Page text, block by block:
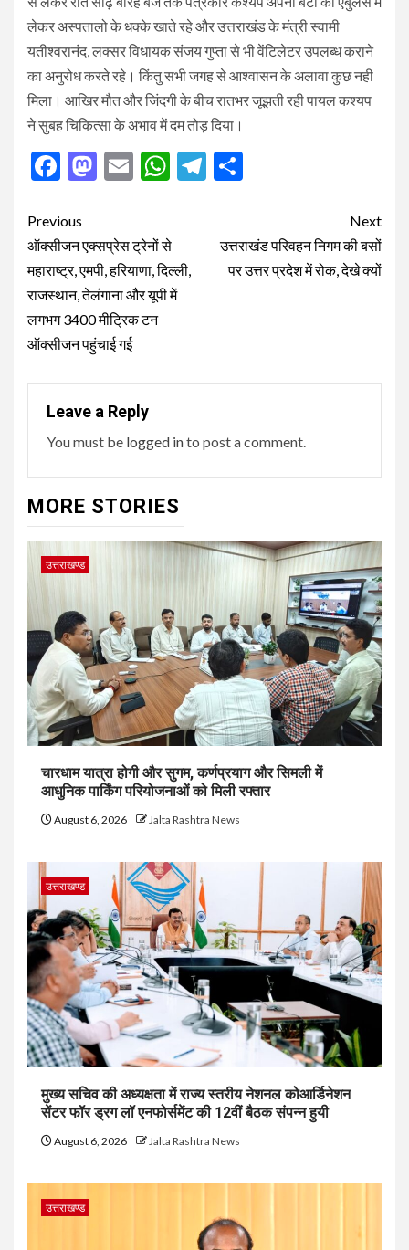
लेकर अस्पतालो के धक्के खाते रहे और उत्तराखंड के मंत्री स्वामी
यतीश्वरानंद, लक्सर विधायक संजय गुप्ता से भी वेंटिलेटर उपलब्ध कराने
का अनुरोध करते रहे। किंतु सभी जगह से आश्वासन के अलावा कुछ नही
मिला। आखिर मौत और जिंदगी के बीच रातभर जूझती रही पायल कश्यप
ने सुबह चिकित्सा के अभाव में दम तोड़ दिया।
Facebook
Mastodon
EmailWhatsApp
Telegram
Post
navigation
Previous
ऑक्सीजन एक्सप्रेस ट्रेनों से
महाराष्ट्र, एमपी, हरियाणा, दिल्ली,
राजस्थान, तेलंगाना और यूपी में
लगभग 3400 मीट्रिक टन
ऑक्सीजन पहुंचाई गई
Next
उत्तराखंड परिवहन निगम की बसों
पर उत्तर प्रदेश में रोक, देखे क्यों
Leave a Reply
You must be logged into post a comment.
MORE STORIES
उत्तराखण्ड
चारधाम यात्रा होगी और सुगम, कर्णप्रयाग और सिमली में
आधुनिक पार्किंग परियोजनाओं को मिली रफ्तार
August 6, 2026 Jalta Rashtra News
उत्तराखण्ड
मुख्य सचिव की अध्यक्षता में राज्य स्तरीय नेशनल कोआर्डिनेशन
सेंटर फॉर ड्रग लॉ एनफोर्समेंट की 12वीं बैठक संपन्न हुयी
August 6, 2026 Jalta Rashtra News
उत्तराखण्ड